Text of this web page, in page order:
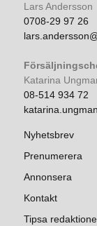
Lars Andersson
0708-29 97 26
Katarina
08-514 934 72
Nyhetsbrev
Prenumerera
Annonsera
Kontakt
Tipsa